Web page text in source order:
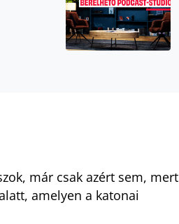
már csak azért sem, mert
amelyen a katonai